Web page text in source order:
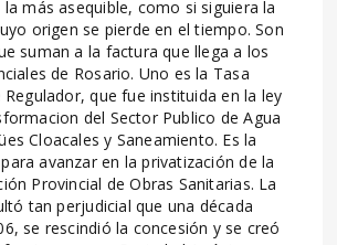
más asequible, como si siguiera la
origen se pierde en el tiempo. Son
suman a la factura que llega a los
de Rosario. Uno es la Tasa
Regulador, que fue instituida en la ley
del Sector Publico de Agua
Cloacales y Saneamiento. Es la
avanzar en la privatización de la
Provincial de Obras Sanitarias. La
tan perjudicial que una década
se rescindió la concesión y se creó